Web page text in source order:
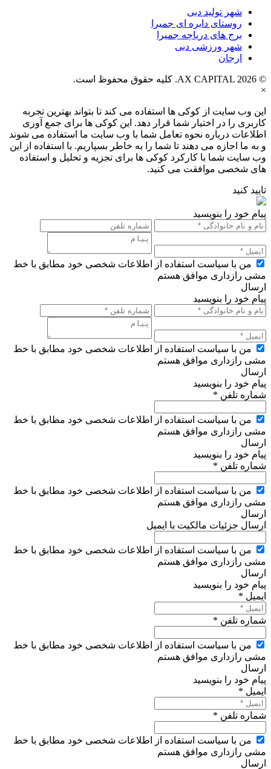
شهر تولید دبی
روستای دایره ای جمیرا
برج های دریاچه جمیرا
شهر ورزشی دبی
ارجان
© AX CAPITAL 2026. کلیه حقوق محفوظ است.
×
این وب سایت از کوکی ها استفاده می کند تا بتواند بهترین تجربه
کاربری را در اختیار شما قرار دهد. این کوکی ها برای جمع آوری
اطلاعات درباره نحوه تعامل شما با وب سایت ما استفاده می شوند
و به ما اجازه می دهند تا شما را به خاطر بسپاریم. با استفاده از این
وب سایت شما با کارکرد کوکی ها برای تجزیه و تحلیل و استفاده
های شخصی موافقت می کنید.
تایید کنید
پیام خود را بنویسید
من با سیاست استفاده از اطلاعات شخصی خود مطابق با خط
مشی رازداری موافق هستم
ارسال
پیام خود را بنویسید
من با سیاست استفاده از اطلاعات شخصی خود مطابق با خط
مشی رازداری موافق هستم
ارسال
پیام خود را بنویسید
شماره تلفن *
من با سیاست استفاده از اطلاعات شخصی خود مطابق با خط
مشی رازداری موافق هستم
ارسال
پیام خود را بنویسید
شماره تلفن *
من با سیاست استفاده از اطلاعات شخصی خود مطابق با خط
مشی رازداری موافق هستم
ارسال
ارسال جزئیات مالکیت با ایمیل
من با سیاست استفاده از اطلاعات شخصی خود مطابق با خط
مشی رازداری موافق هستم
ارسال
پیام خود را بنویسید
ایمیل *
شماره تلفن *
من با سیاست استفاده از اطلاعات شخصی خود مطابق با خط
مشی رازداری موافق هستم
ارسال
پیام خود را بنویسید
ایمیل *
شماره تلفن *
من با سیاست استفاده از اطلاعات شخصی خود مطابق با خط
مشی رازداری موافق هستم
ارسال